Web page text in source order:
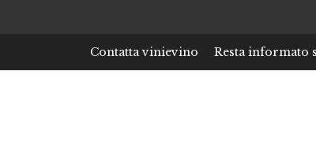
Contatta vinievino Resta informato